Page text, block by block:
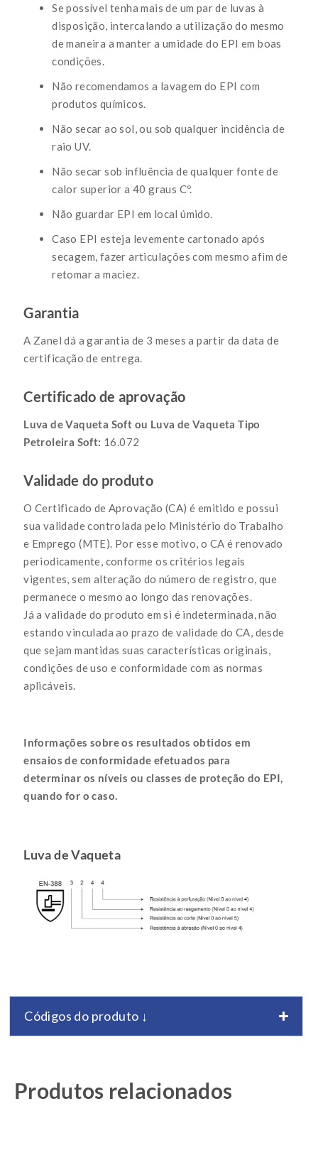
Se possível tenha mais de um par de luvas à
disposição, intercalando a utilização do mesmo
de maneira a manter a umidade do EPI em boas
condições.
Não recomendamos a lavagem do EPI com
produtos químicos.
Não secar ao sol, ou sob qualquer incidência de
raio UV.
Não secar sob influência de qualquer fonte de
calor superior a 40 graus Cº.
Não guardar EPI em local úmido.
Caso EPI esteja levemente cartonado após
secagem, fazer articulações com mesmo afim de
retomar a maciez.
Garantia
A Zanel dá a garantia de 3 meses a partir da data de
certificação de entrega.
Certificado de aprovação
Luva de Vaqueta Soft ou Luva de Vaqueta Tipo
Petroleira Soft: 16.072
Validade do produto
O Certificado de Aprovação (CA) é emitido e possui
sua validade controlada pelo Ministério do Trabalho
e Emprego (MTE). Por esse motivo, o CA é renovado
periodicamente, conforme os critérios legais
vigentes, sem alteração do número de registro, que
permanece o mesmo ao longo das renovações.
Já a validade do produto em si é indeterminada, não
estando vinculada ao prazo de validade do CA, desde
que sejam mantidas suas características originais,
condições de uso e conformidade com as normas
aplicáveis.
Informações sobre os resultados obtidos em
ensaios de conformidade efetuados para
determinar os níveis ou classes de proteção do EPI,
quando for o caso.
Luva de Vaqueta
Códigos do produto ↓
Produtos relacionados